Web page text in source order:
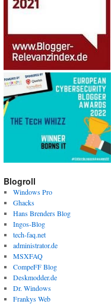
Blogroll
Windows Pro
Ghacks
Hans Brenders Blog
Ingos-Blog
tech-faq.net
administrator.de
MSXFAQ
CompeFF Blog
Deskmodder.de
Dr. Windows
Frankys Web